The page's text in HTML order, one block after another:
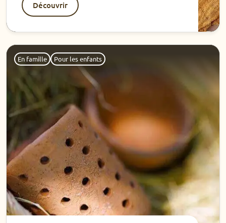
Découvrir
En famille Pour les enfants
Découvrir